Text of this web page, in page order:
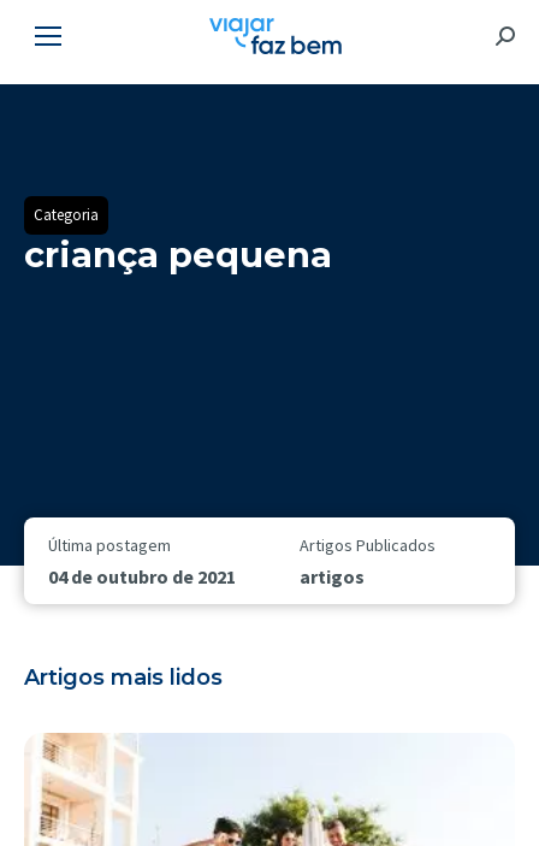
Categoria
criança pequena
Última postagem
04 de outubro de 2021
Artigos Publicados
artigos
Artigos mais lidos